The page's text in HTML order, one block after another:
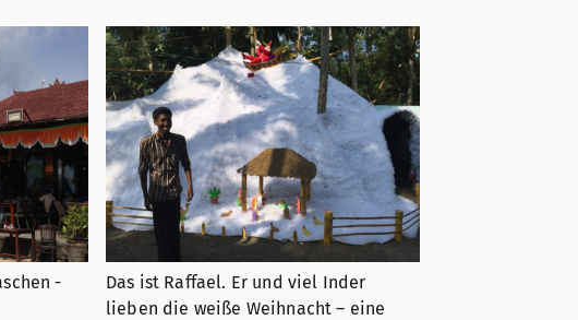
-
Das ist Raffael. Er und viel Inder
lieben die weiße Weihnacht – eine